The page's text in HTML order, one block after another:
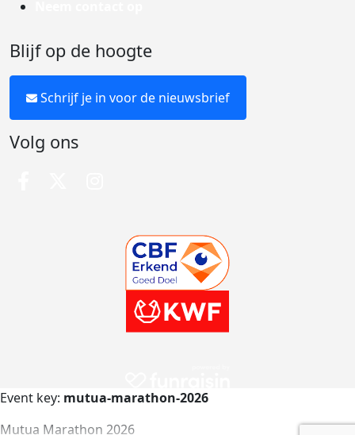
Blijf op de hoogte
Schrijf je in voor de nieuwsbrief
Volg ons
Event key: mutua-marathon-2026
Mutua Marathon 2026